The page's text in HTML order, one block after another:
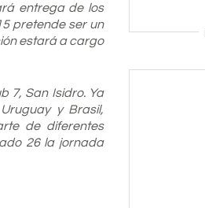
entrega de los
pretende ser un
estará a cargo
7, San Isidro. Ya
y Brasil,
de diferentes
26 la jornada